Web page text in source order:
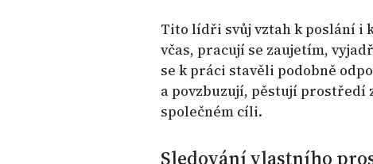
Tito lídři svůj vztah k poslání i
včas, pracují se zaujetím,
se k práci stavěli podobně
a povzbuzují, pěstují prostředí
společném cíli.
Sledování vlastního